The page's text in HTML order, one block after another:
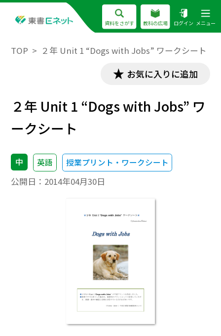
資料をさがす 教科の広場 ログイン メニュー
TOP ２年 Unit 1 “Dogs with Jobs” ワークシート
お気に入りに追加
２年 Unit 1 “Dogs with Jobs” ワ
ークシート
中 英語 授業プリント・ワークシート
公開日： 2014年04月30日